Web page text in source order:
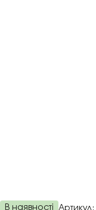
В наявності Артикул: